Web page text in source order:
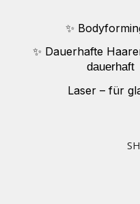
✨
✨ Dauerhafte
dauerhaft
Laser – für